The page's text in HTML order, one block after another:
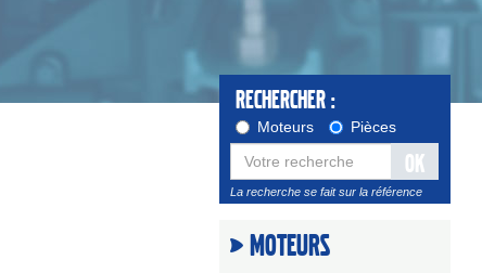
Rechercher :
Moteurs Pièces
OK
La recherche se fait sur la référence
Moteurs